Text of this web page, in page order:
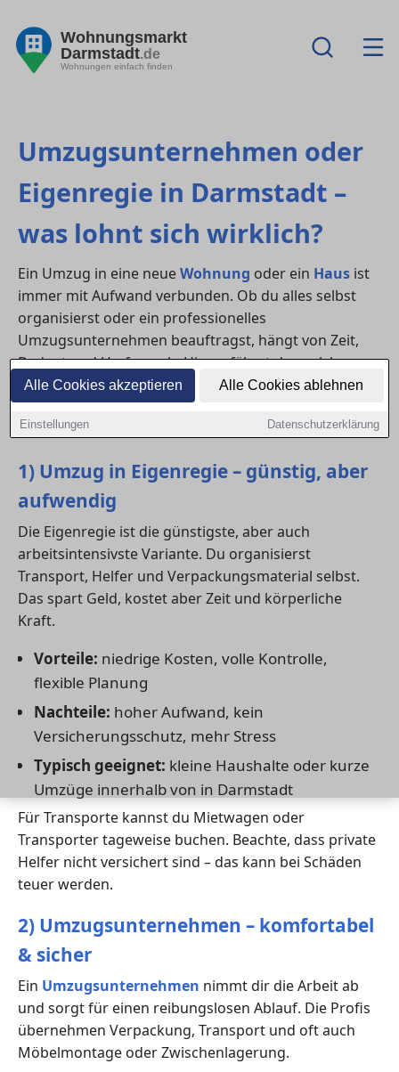
Alle Cookies akzeptieren Alle Cookies ablehnen
Einstellungen Datenschutzerklärung
Wohnungsmarkt
Darmstadt.de
Wohnungen einfach finden
Umzugsunternehmen oder
Eigenregie in Darmstadt –
was lohnt sich wirklich?
Ein Umzug in eine neueWohnung oder ein Haus ist
immer mit Aufwand verbunden. Ob du alles selbst
organisierst oder ein professionelles
Umzugsunternehmen beauftragst, hängt von Zeit,
Budget und Umfang ab. Hier erfährst du, welche
Variante sich wann lohnt – mit Tipps zur Organisation
und einem klaren Kostenvergleich für deinen Umzug
in in Darmstadt.
1) Umzug in Eigenregie – günstig, aber
aufwendig
Die Eigenregie ist die günstigste, aber auch
arbeitsintensivste Variante. Du organisierst
Transport, Helfer und Verpackungsmaterial selbst.
Das spart Geld, kostet aber Zeit und körperliche
Kraft.
Vorteile: niedrige Kosten, volle Kontrolle,
flexible Planung
Nachteile: hoher Aufwand, kein
Versicherungsschutz, mehr Stress
Typisch geeignet: kleine Haushalte oder kurze
Umzüge innerhalb von in Darmstadt
Für Transporte kannst du Mietwagen oder
Transporter tageweise buchen. Beachte, dass private
Helfer nicht versichert sind – das kann bei Schäden
teuer werden.
2) Umzugsunternehmen – komfortabel
& sicher
Ein Umzugsunternehmen nimmt dir die Arbeit ab
und sorgt für einen reibungslosen Ablauf. Die Profis
übernehmen Verpackung, Transport und oft auch
Möbelmontage oder Zwischenlagerung.